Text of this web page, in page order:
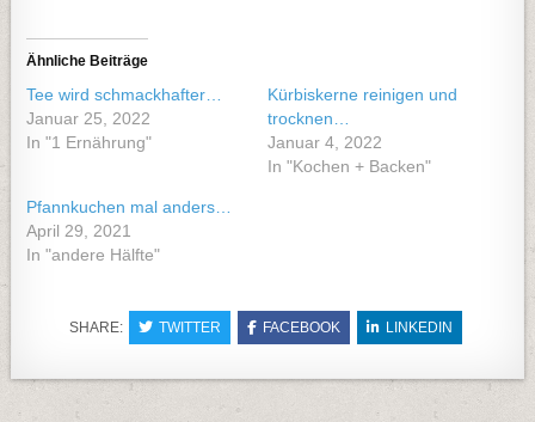
Ähnliche Beiträge
Tee wird schmackhafter…
Januar 25, 2022
In "1 Ernährung"
Kürbiskerne reinigen und
trocknen…
Januar 4, 2022
In "Kochen + Backen"
Pfannkuchen mal anders…
April 29, 2021
In "andere Hälfte"
SHARE: TWITTER FACEBOOK LINKEDIN